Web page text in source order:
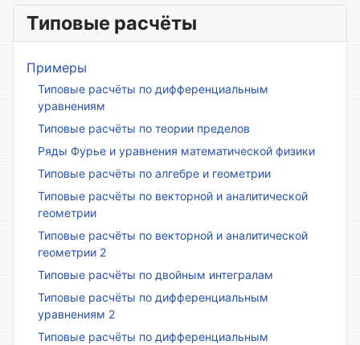
Типовые расчёты
Примеры
Типовые расчёты по дифференциальным
уравнениям
Типовые расчёты по теории пределов
Ряды Фурье и уравнения математической физики
Типовые расчёты по алгебре и геометрии
Типовые расчёты по векторной и аналитической
геометрии
Типовые расчёты по векторной и аналитической
геометрии 2
Типовые расчёты по двойным интегралам
Типовые расчёты по дифференциальным
уравнениям 2
Типовые расчёты по дифференциальным